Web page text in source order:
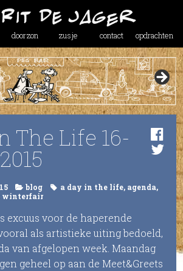
doorzon zusje contact opdrachten
The Life 16-
blog a day in the life, agenda,
winterfair
excuus voor de haperende
als artistieke uiting bedoeld,
van afgelopen week. Maandag
geheel op aan de Meet&Greets